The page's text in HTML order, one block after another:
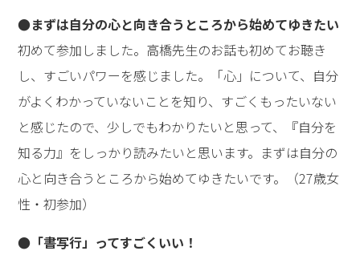
●まずは自分の心と向き合うところから始めてゆきたい
初めて参加しました。高橋先生のお話も初めてお聴き
し、すごいパワーを感じました。「心」について、自分
がよくわかっていないことを知り、すごくもったいない
と感じたので、少しでもわかりたいと思って、『自分を
知る力』をしっかり読みたいと思います。まずは自分の
心と向き合うところから始めてゆきたいです。（27歳女
性・初参加）
●「書写行」ってすごくいい！